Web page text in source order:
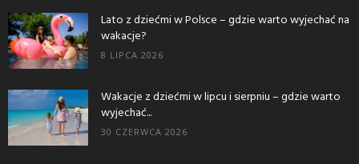
Lato z dziećmi w Polsce – gdzie warto wyjechać na
wakacje?
8 LIPCA 2026
Wakacje z dziećmi w lipcu i sierpniu – gdzie warto
wyjechać...
30 CZERWCA 2026